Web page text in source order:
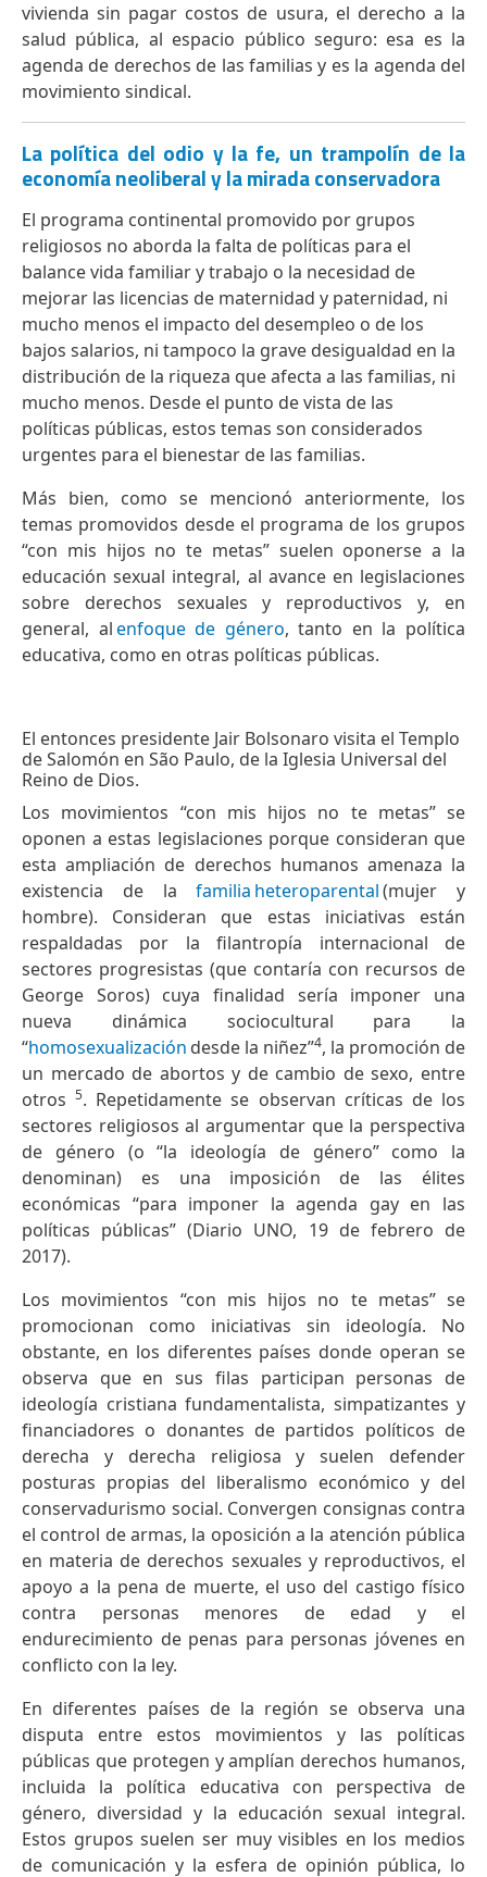
vivienda sin pagar costos de usura, el derecho a la
salud pública, al espacio público seguro: esa es la
agenda de derechos de las familias y es la agenda del
movimiento sindical.
La política del odio y la fe, un trampolín de la
economía neoliberal y la mirada conservadora
El programa continental promovido por grupos
religiosos no aborda la falta de políticas para el
balance vida familiar y trabajo o la necesidad de
mejorar las licencias de maternidad y paternidad, ni
mucho menos el impacto del desempleo o de los
bajos salarios, ni tampoco la grave desigualdad en la
distribución de la riqueza que afecta a las familias, ni
mucho menos. Desde el punto de vista de las
políticas públicas, estos temas son considerados
urgentes para el bienestar de las familias.
Más bien, como se mencionó anteriormente, los
temas promovidos desde el programa de los grupos
“con mis hijos no te metas” suelen oponerse a la
educación sexual integral, al avance en legislaciones
sobre derechos sexuales y reproductivos y, en
general, alenfoque de género, tanto en la política
educativa, como en otras políticas públicas.
El entonces presidente Jair Bolsonaro visita el Templo
de Salomón en São Paulo, de la Iglesia Universal del
Reino de Dios.
Los movimientos “con mis hijos no te metas” se
oponen a estas legislaciones porque consideran que
esta ampliación de derechos humanos amenaza la
existencia de lafamilia heteroparental(mujer y
hombre). Consideran que estas iniciativas están
respaldadas por la filantropía internacional de
sectores progresistas (que contaría con recursos de
George Soros)​ cuya finalidad sería imponer una
nueva dinámica sociocultural para la
“homosexualización desde la niñez”4, la promoción de
un mercado de abortos y de cambio de sexo, entre
otros5. Repetidamente se observan críticas de los
sectores religiosos al argumentar que la perspectiva
de género (o “la ideología de género” como la
denominan) es una imposición de las élites
económicas “para imponer la agenda gay en las
políticas públicas” (Diario UNO, 19 de febrero de
2017).
Los movimientos “con mis hijos no te metas” se
promocionan como iniciativas sin ideología. No
obstante, en los diferentes países donde operan se
observa que en sus filas participan personas de
ideología cristiana fundamentalista, simpatizantes y
financiadores o donantes de partidos políticos de
derecha y derecha religiosa y suelen defender
posturas propias del liberalismo económico y del
conservadurismo social. Convergen consignas contra
el control de armas, la oposición a la atención pública
en materia de derechos sexuales y reproductivos, el
apoyo a la pena de muerte, el uso del castigo físico
contra personas menores de edad y el
endurecimiento de penas para personas jóvenes en
conflicto con la ley.
En diferentes países de la región se observa una
disputa entre estos movimientos y las políticas
públicas que protegen y amplían derechos humanos,
incluida la política educativa con perspectiva de
género, diversidad y la educación sexual integral.
Estos grupos suelen ser muy visibles en los medios
de comunicación y la esfera de opinión pública, lo